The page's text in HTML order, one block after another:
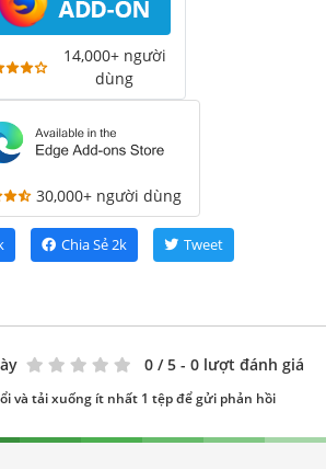
14,000+ người
dùng
30,000+ người dùng
Chia Sẻ2k Tweet
0 / 5 - 0 lượt đánh giá
và tải xuống ít nhất 1 tệp để gửi phản hồi